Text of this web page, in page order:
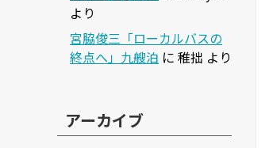
より
宮脇俊三「ローカルバスの
終点へ」九艘泊 に 稚拙 より
アーカイブ